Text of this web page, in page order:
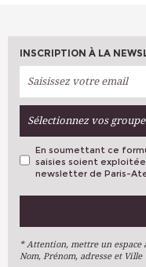
INSCRIPTION À LA
Sélectionnez vos
VOS PRÉFÉRENCES
Arts Plastiques
Arts Du Texte
En soumettant ce
saisies soient
newsletter de Paris-
* Attention, mettre un espace
Nom, Prénom, adresse et Ville